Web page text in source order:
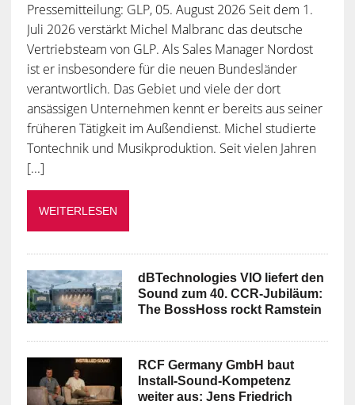
Pressemitteilung: GLP, 05. August 2026 Seit dem 1.
Juli 2026 verstärkt Michel Malbranc das deutsche
Vertriebsteam von GLP. Als Sales Manager Nordost
ist er insbesondere für die neuen Bundesländer
verantwortlich. Das Gebiet und viele der dort
ansässigen Unternehmen kennt er bereits aus seiner
früheren Tätigkeit im Außendienst. Michel studierte
Tontechnik und Musikproduktion. Seit vielen Jahren
[...]
WEITERLESEN
dBTechnologies VIO liefert den
Sound zum 40. CCR-Jubiläum:
The BossHoss rockt Ramstein
RCF Germany GmbH baut
Install-Sound-Kompetenz
weiter aus: Jens Friedrich